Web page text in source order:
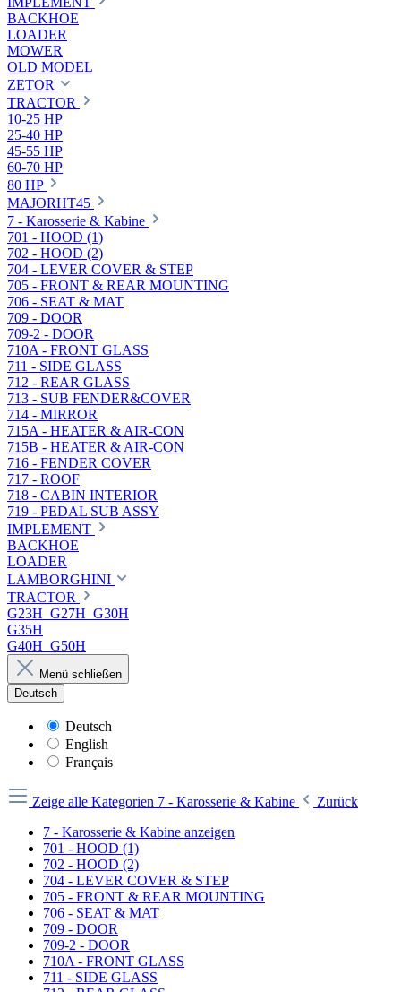
BACKHOE
LOADER
MOWER
OLD MODEL
ZETOR
TRACTOR
10-25 HP
25-40 HP
45-55 HP
60-70 HP
80 HP
MAJORHT45
7 - Karosserie & Kabine
701 - HOOD (1)
702 - HOOD (2)
704 - LEVER COVER & STEP
705 - FRONT & REAR MOUNTING
706 - SEAT & MAT
709 - DOOR
709-2 - DOOR
710A - FRONT GLASS
711 - SIDE GLASS
712 - REAR GLASS
713 - SUB FENDER&COVER
714 - MIRROR
715A - HEATER & AIR-CON
715B - HEATER & AIR-CON
716 - FENDER COVER
717 - ROOF
718 - CABIN INTERIOR
719 - PEDAL SUB ASSY
IMPLEMENT
BACKHOE
LOADER
LAMBORGHINI
TRACTOR
G23H_G27H_G30H
G35H
G40H_G50H
Menü schließen
Deutsch
Deutsch
English
Français
Zeige alle Kategorien 7 - Karosserie & Kabine
Zurück
7 - Karosserie & Kabine anzeigen
701 - HOOD (1)
702 - HOOD (2)
704 - LEVER COVER & STEP
705 - FRONT & REAR MOUNTING
706 - SEAT & MAT
709 - DOOR
709-2 - DOOR
710A - FRONT GLASS
711 - SIDE GLASS